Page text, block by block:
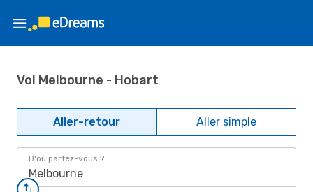
Vol Melbourne - Hobart
Aller-retour Aller simple
D'où partez-vous ?
Melbourne